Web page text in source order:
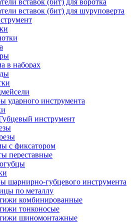
вставок (бит) для воротка
вставок (бит) для шуруповерта
в наборах
ударного инструмента
инструмент
с фиксатором
переставные
шарнирно-губцевого инструмента
по металлу
комбинированные
тонконосые
шиномонтажные